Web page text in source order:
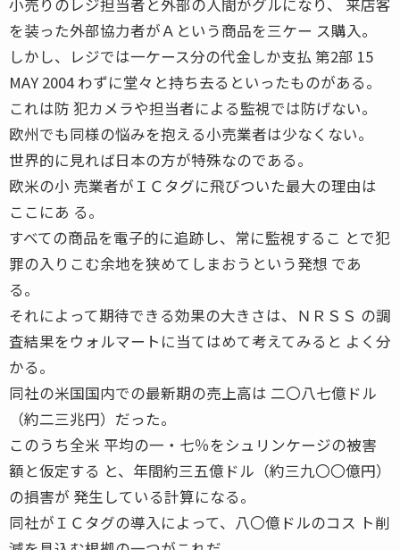
を装った外部協力者がＡという商品を三ケー ス購入。
しかし、レジでは一ケース分の代金しか支払 第2部 15
MAY 2004 わずに堂々と持ち去るといったものがある。
これは防 犯カメラや担当者による監視では防げない。
欧州でも同様の悩みを抱える小売業者は少なくない。
世界的に見れば日本の方が特殊なのである。
欧米の小 売業者がＩＣタグに飛びついた最大の理由は
ここにあ る。
すべての商品を電子的に追跡し、常に監視するこ とで犯
罪の入りこむ余地を狭めてしまおうという発想 であ
る。
それによって期待できる効果の大きさは、ＮＲＳＳ の調
査結果をウォルマートに当てはめて考えてみると よく分
かる。
同社の米国国内での最新期の売上高は 二〇八七億ドル
（約二三兆円）だった。
このうち全米 平均の一・七％をシュリンケージの被害
額と仮定する と、年間約三五億ドル（約三九〇〇億円）
の損害が 発生している計算になる。
同社がＩＣタグの導入によって、八〇億ドルのコス ト削